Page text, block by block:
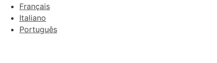
Français
Italiano
Português